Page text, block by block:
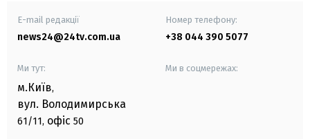
E-mail редакції
news24@24tv.com.ua
Номер телефону:
+38 044 390 5077
Ми тут:
м.Київ,
вул. Володимирська
61/11, офіс 50
Ми в соцмережах: